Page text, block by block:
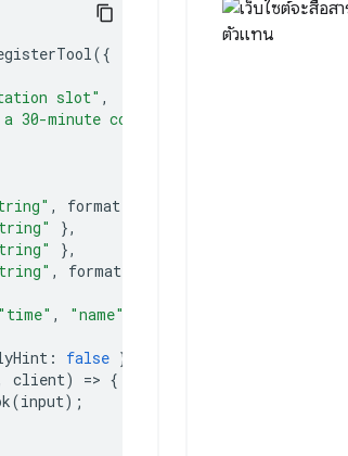
({
slot" ,
a 30-minute consultation."
, format
},
},
, format
"time" , "name"
: false },
client) => {
(input);